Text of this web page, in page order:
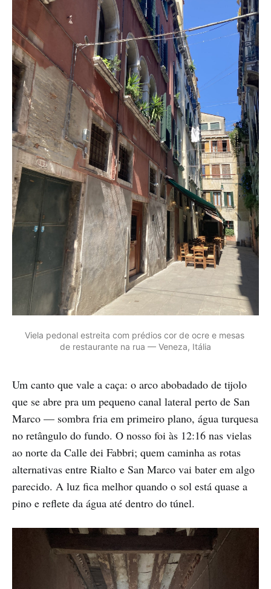
Viela pedonal estreita com prédios cor de ocre e mesas
de restaurante na rua — Veneza, Itália
Um canto que vale a caça: o arco abobadado de tijolo
que se abre pra um pequeno canal lateral perto de San
Marco — sombra fria em primeiro plano, água turquesa
no retângulo do fundo. O nosso foi às 12:16 nas vielas
ao norte da Calle dei Fabbri; quem caminha as rotas
alternativas entre Rialto e San Marco vai bater em algo
parecido. A luz fica melhor quando o sol está quase a
pino e reflete da água até dentro do túnel.